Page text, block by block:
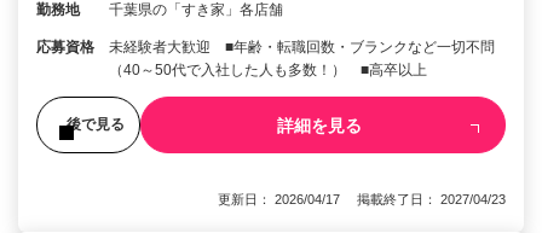
勤務地 千葉県の「すき家」各店舗
応募資格
未経験者大歓迎 ■年齢・転職回数・ブランクなど一切不問
（40～50代で入社した人も多数！） ■高卒以上
後で見る 詳細を見る
更新日： 2026/04/17 掲載終了日： 2027/04/23